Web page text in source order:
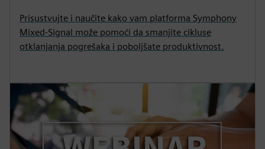
Prisustvujte i naučite kako vam platforma Symphony
Mixed-Signal može pomoći da smanjite cikluse
otklanjanja pogrešaka i poboljšate produktivnost.